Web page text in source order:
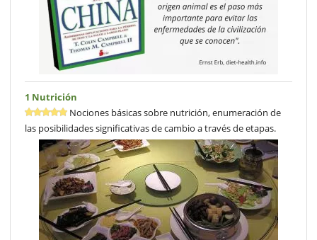
1 Nutrición
Nociones básicas sobre nutrición, enumeración de
las posibilidades significativas de cambio a través de etapas.